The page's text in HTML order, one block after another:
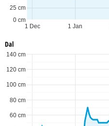
1 Dec 1 Jan
0 cm
25 cm
Dal
60 cm
80 cm
100 cm
120 cm
140 cm